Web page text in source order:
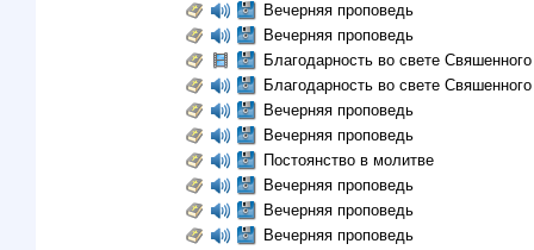
Вечерняя проповедь
Вечерняя проповедь
Благодарность во свете
Благодарность во свете
Вечерняя проповедь
Вечерняя проповедь
Постоянство в молитве
Вечерняя проповедь
Вечерняя проповедь
Вечерняя проповедь